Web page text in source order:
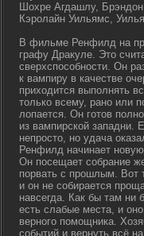
Шохре Агдашлу,
Кэролайн Уильямс,
В фильме Ренфилд на
графу Дракуле. Это
сверхспособности. Он
к вампиру в качестве
приходится выполнять
только всему, рано или
лопается. Он готов
из вампирской западни.
непросто, но удача
Ренфилд начинает
Он посещает собрание
порвать с прошлым. Вот
и он не собирается
навсегда. Как бы там ни
есть слабые места, и
верного помощника.
событий и вернуть всё